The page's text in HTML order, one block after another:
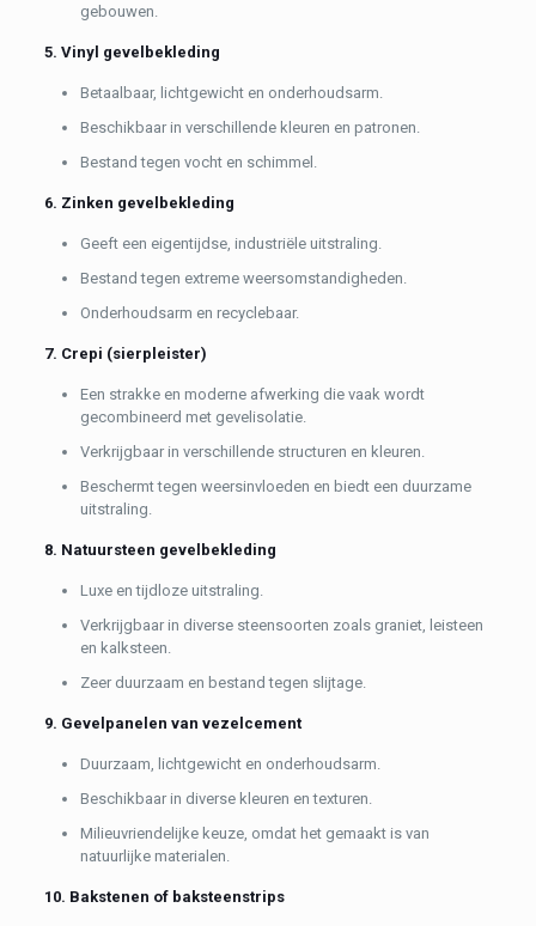
gebouwen.
5. Vinyl gevelbekleding
Betaalbaar, lichtgewicht en onderhoudsarm.
Beschikbaar in verschillende kleuren en patronen.
Bestand tegen vocht en schimmel.
6. Zinken gevelbekleding
Geeft een eigentijdse, industriële uitstraling.
Bestand tegen extreme weersomstandigheden.
Onderhoudsarm en recyclebaar.
7. Crepi (sierpleister)
Een strakke en moderne afwerking die vaak wordt
gecombineerd met gevelisolatie.
Verkrijgbaar in verschillende structuren en kleuren.
Beschermt tegen weersinvloeden en biedt een duurzame
uitstraling.
8. Natuursteen gevelbekleding
Luxe en tijdloze uitstraling.
Verkrijgbaar in diverse steensoorten zoals graniet, leisteen
en kalksteen.
Zeer duurzaam en bestand tegen slijtage.
9. Gevelpanelen van vezelcement
Duurzaam, lichtgewicht en onderhoudsarm.
Beschikbaar in diverse kleuren en texturen.
Milieuvriendelijke keuze, omdat het gemaakt is van
natuurlijke materialen.
10. Bakstenen of baksteenstrips